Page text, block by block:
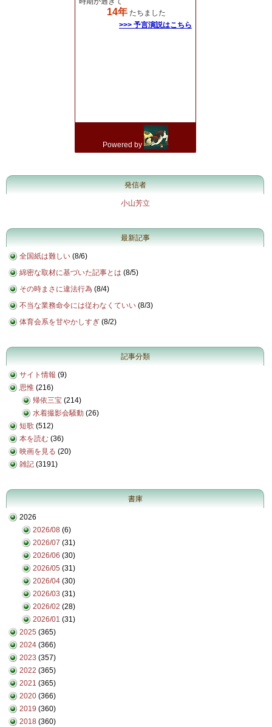
発信者
小山芳立
最新記事
全国紙は難しい (8/6)
綿密な取材に基づいた記事とは (8/5)
その時まさに違法行為 (8/4)
不当な業務命令には従わなくていい (8/3)
体育会系を甘やかしすぎ (8/2)
記事分類
サイト情報 (9)
思惟 (216)
帰依三宝 (214)
水着撮影会騒動 (26)
短歌 (512)
本を読む (36)
映画を見る (20)
雑記 (3191)
書庫
2026
2026/08 (6)
2026/07 (31)
2026/06 (30)
2026/05 (31)
2026/04 (30)
2026/03 (31)
2026/02 (28)
2026/01 (31)
2025 (365)
2024 (366)
2023 (357)
2022 (365)
2021 (365)
2020 (366)
2019 (360)
2018 (360)